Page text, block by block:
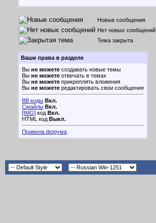
Новые сообщения
Нет новых сообщений
Тема закрыта
Ваши права в разделе
Вы не можете создавать новые темы
Вы не можете отвечать в темах
Вы не можете прикреплять вложения
Вы не можете редактировать свои сообщения
BB коды Вкл.
Смайлы Вкл.
[IMG] код Вкл.
HTML код Выкл.
Правила форума